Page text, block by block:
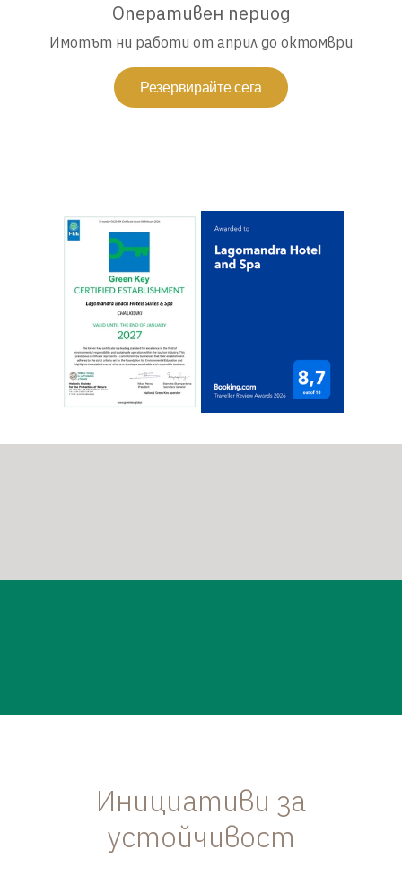
Оперативен период
Имотът ни работи от април до октомври
Резервирайте сега
Инициативи за
устойчивост